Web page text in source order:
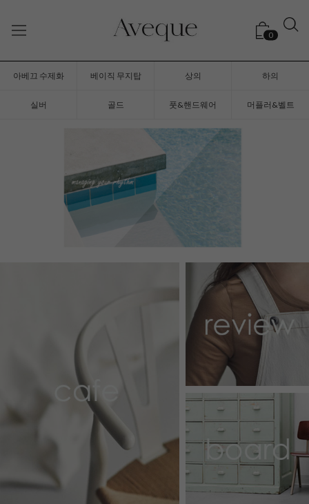
0
아베끄 수제화 베이직 무지탑 상의 하의
실버 골드 풋&핸드웨어 머플러&벨트